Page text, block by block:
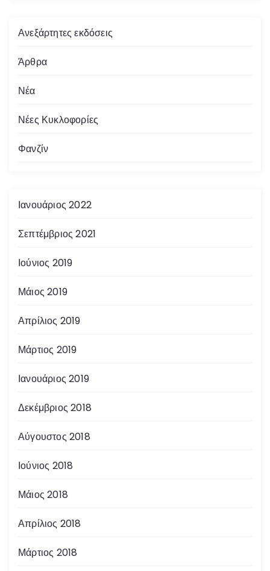
Ανεξάρτητες εκδόσεις
Άρθρα
Νέα
Νέες Κυκλοφορίες
Φανζίν
Ιανουάριος 2022
Σεπτέμβριος 2021
Ιούνιος 2019
Μάιος 2019
Απρίλιος 2019
Μάρτιος 2019
Ιανουάριος 2019
Δεκέμβριος 2018
Αύγουστος 2018
Ιούνιος 2018
Μάιος 2018
Απρίλιος 2018
Μάρτιος 2018